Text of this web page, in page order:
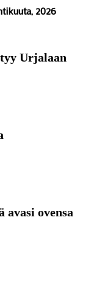
2026
Urjalaan
avasi ovensa